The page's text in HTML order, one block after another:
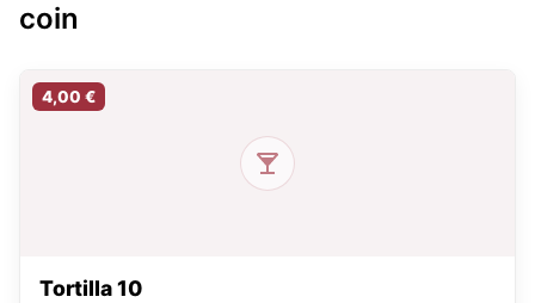
coin
4,00 €
Tortilla 10